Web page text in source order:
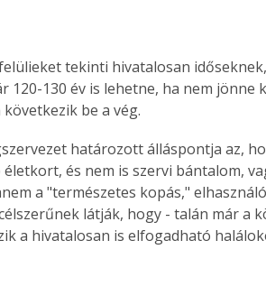
tekinti hivatalosan
120-130 év is lehetne, ha nem jönne
be a vég.
határozott álláspontja az,
és nem is szervi bántalom,
a "természetes kopás,"
látják, hogy - talán már a
a hivatalosan is elfogadható